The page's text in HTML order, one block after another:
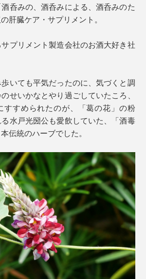
呑みの、酒呑みによる、酒呑みのた
肝臓ケア・サプリメント。
プリメント製造会社のお酒大好き社
いても平気だったのに、気づくと調
せいかなとやり過ごしていたころ、
すすめられたのが、「葛の花」の粉
水戸光圀公も愛飲していた、「酒毒
伝統のハーブでした。